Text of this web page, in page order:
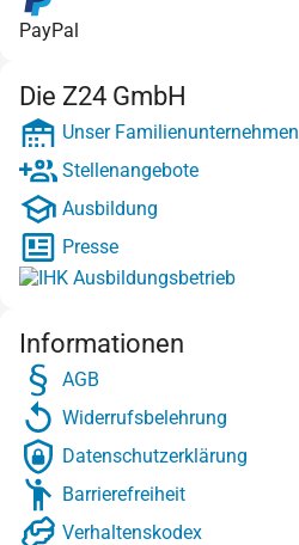
PayPal
Die Z24 GmbH
Unser Familienunternehmen
Stellenangebote
Ausbildung
Presse
Informationen
AGB
Widerrufsbelehrung
Datenschutzerklärung
Barrierefreiheit
Verhaltenskodex